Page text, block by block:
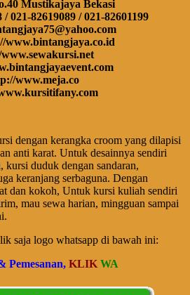
Mustikajaya Bekasi
021-82619089 / 021-82601199
www.bintangjaya.co.id
www.meja.co
dengan kerangka croom yang dilapisi
anti karat. Untuk desainnya sendiri
duduk dengan sandaran,
keranjang serbaguna. Dengan
dan kokoh, Untuk kursi kuliah sendiri
mau sewa harian, mingguan sampai
saja logo whatsapp di bawah ini:
Pemesanan, KLIK WA